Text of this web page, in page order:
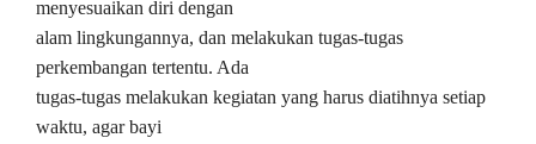
menyesuaikan diri dengan
alam lingkungannya, dan melakukan tugas-tugas
perkembangan tertentu. Ada
tugas-tugas melakukan kegiatan yang harus diatihnya setiap
waktu, agar bayi